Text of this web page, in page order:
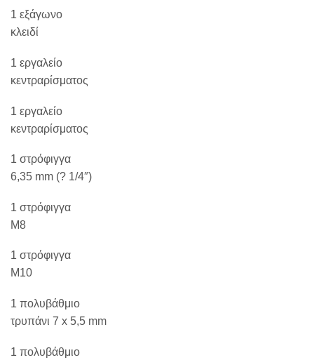
1 εξάγωνο
κλειδί
1 εργαλείο
κεντραρίσματος
1 εργαλείο
κεντραρίσματος
1 στρόφιγγα
6,35 mm (? 1/4″)
1 στρόφιγγα
M8
1 στρόφιγγα
M10
1 πολυβάθμιο
τρυπάνι 7 x 5,5 mm
1 πολυβάθμιο